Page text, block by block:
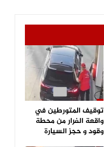
توقيف المتورطين في
واقعة الفرار من محطة
وقود و حجز السيارة